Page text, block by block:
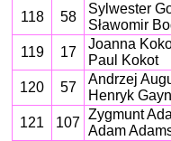
118 58
Sylwester
Sławomir
119 17
Joanna
Paul Kokot
120 57
Andrzej
Henryk
121 107
Zygmunt
Adam